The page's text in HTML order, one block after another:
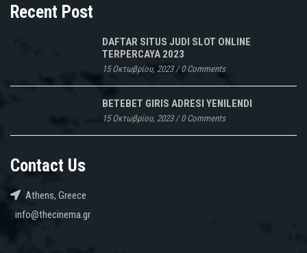
Recent Post
DAFTAR SITUS JUDI SLOT ONLINE
TERPERCAYA 2023
15 Οκτωβρίου, 2023/0 Comments
BETEBET GIRIS ADRESI YENILENDI
15 Οκτωβρίου, 2023/0 Comments
Contact Us
Athens, Greece
info@thecinema.gr